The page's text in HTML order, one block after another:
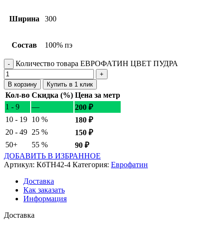
Ширина 300
Состав 100% пэ
Количество товара ЕВРОФАТИН ЦВЕТ ПУДРА
В корзину Купить в 1 клик
Кол-во Скидка (%) Цена за метр
1 - 9
— 200 ₽
10 - 19 10 % 180 ₽
20 - 49 25 % 150 ₽
50+
55 % 90 ₽
ДОБАВИТЬ В ИЗБРАННОЕ
Артикул: КбТН42-4 Категория: Еврофатин
Доставка
Как заказать
Информация
Доставка